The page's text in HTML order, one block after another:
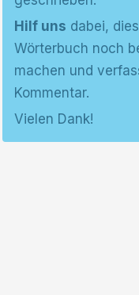
Hilf uns dabei,
Wörterbuch noch
machen und
Kommentar.
Vielen Dank!